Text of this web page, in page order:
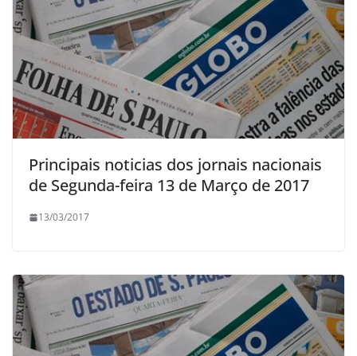
Principais noticias dos jornais nacionais
de Segunda-feira 13 de Março de 2017
13/03/2017